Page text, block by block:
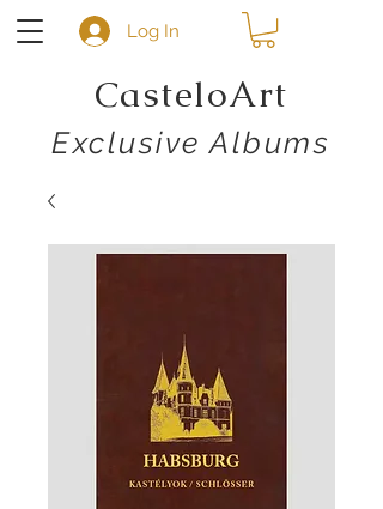
CasteloArt
Exclusive Albums
Log In